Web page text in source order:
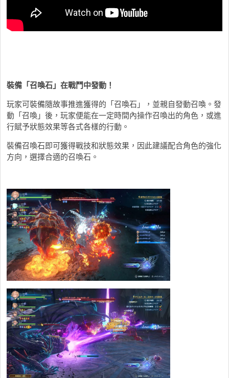
裝備「召喚石」在戰鬥中發動！
玩家可裝備隨故事推進獲得的「召喚石」，並親自發動召喚。發
動「召喚」後，玩家便能在一定時間內操作召喚出的角色，或進
行賦予狀態效果等各式各樣的行動。
裝備召喚石即可獲得戰技和狀態效果，因此建議配合角色的強化
方向，選擇合適的召喚石。